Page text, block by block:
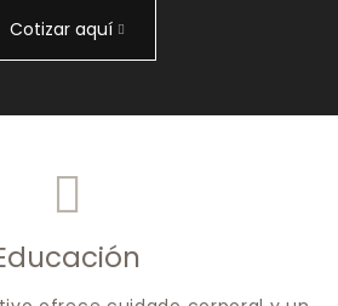
Cotizar aquí